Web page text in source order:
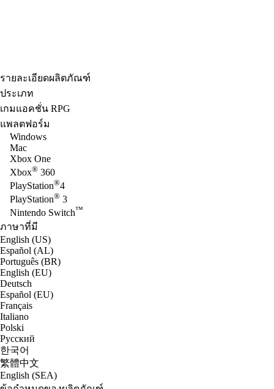
รายละเอียดผลิตภัณฑ์
ประเภท
เกมแอคชั่น RPG
แพลตฟอร์ม
Windows
Mac
Xbox One
Xbox® 360
PlayStation®4
PlayStation® 3
Nintendo Switch™
ภาษาที่มี
English (US)
Español (AL)
Português (BR)
English (EU)
Deutsch
Español (EU)
Français
Italiano
Polski
Русский
한국어
繁體中文
English (SEA)